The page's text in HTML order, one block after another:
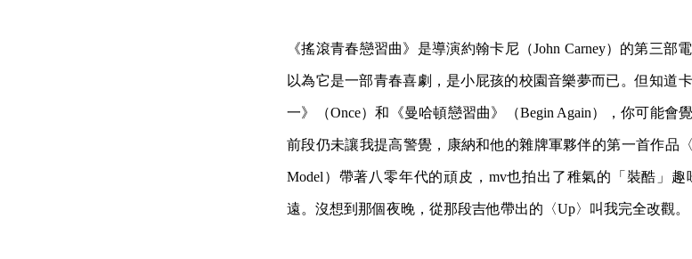
《搖滾青春戀習曲》是導演約翰卡尼（John Carney）的第三部
以為它是一部青春喜劇，是小屁孩的校園音樂夢而已。但知道
一》（Once）和《曼哈頓戀習曲》（Begin Again），你可能會
前段仍未讓我提高警覺，康納和他的雜牌軍夥伴的第一首作品
Model）帶著八零年代的頑皮，mv也拍出了稚氣的「裝酷」
遠。沒想到那個夜晚，從那段吉他帶出的〈Up〉叫我完全改觀。